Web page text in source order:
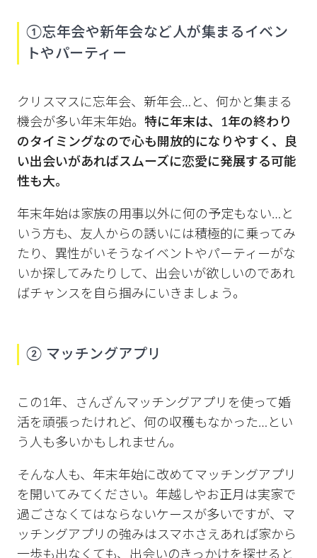
①忘年会や新年会など人が集まるイベン
トやパーティー
クリスマスに忘年会、新年会…と、何かと集まる
機会が多い年末年始。 特に年末は、1年の終わり
のタイミングなので心も開放的になりやすく、良
い出会いがあればスムーズに恋愛に発展する可能
性も大。
年末年始は家族の用事以外に何の予定もない…と
いう方も、友人からの誘いには積極的に乗ってみ
たり、異性がいそうなイベントやパーティーがな
いか探してみたりして、出会いが欲しいのであれ
ばチャンスを自ら掴みにいきましょう。
② マッチングアプリ
この1年、さんざんマッチングアプリを使って婚
活を頑張ったけれど、何の収穫もなかった…とい
う人も多いかもしれません。
そんな人も、年末年始に改めてマッチングアプリ
を開いてみてください。年越しやお正月は実家で
過ごさなくてはならないケースが多いですが、マ
ッチングアプリの強みはスマホさえあれば家から
一歩も出なくても、出会いのきっかけを探せると